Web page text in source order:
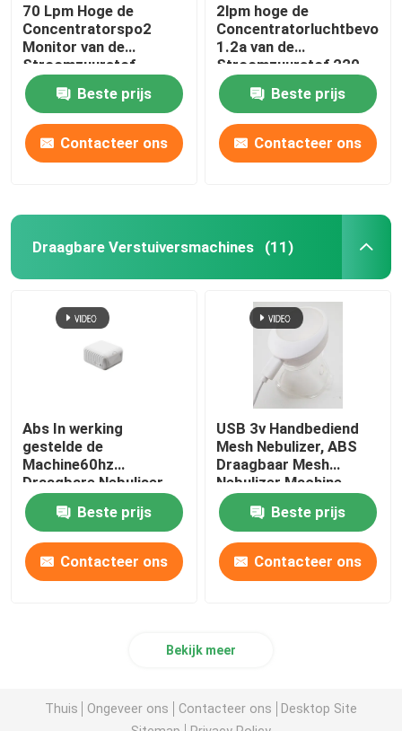
70 Lpm Hoge de
Concentratorspo2
Monitor van de
Stroomzuurstof,
Longontsteking 1 Lpm-
Zuurstofconcentrator
Beste prijs
Contacteer ons
2lpm hoge de
1.2a van de
Stroomzuurstof 220
Volt
Beste prijs
Contacteer ons
Draagbare Verstuiversmachines (11)
Abs In werking
gestelde de
Machine60hz
Draagbare Nebuliser
Batterij van de Metaal
Navulbare Verstuiver
Beste prijs
Contacteer ons
USB 3v Handbediend
Mesh Nebulizer, ABS
Draagbaar Mesh
Nebulizer Machine
Beste prijs
Contacteer ons
Bekijk meer
Thuis Ongeveer ons Contacteer ons
Desktop Site